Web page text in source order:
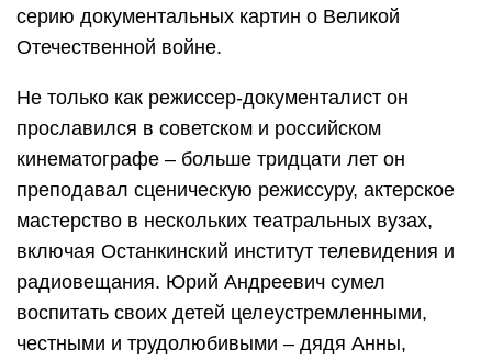
серию документальных картин о Великой
Отечественной войне.
Не только как режиссер-документалист он
прославился в советском и российском
кинематографе – больше тридцати лет он
преподавал сценическую режиссуру, актерское
мастерство в нескольких театральных вузах,
включая Останкинский институт телевидения и
радиовещания. Юрий Андреевич сумел
воспитать своих детей целеустремленными,
честными и трудолюбивыми – дядя Анны,